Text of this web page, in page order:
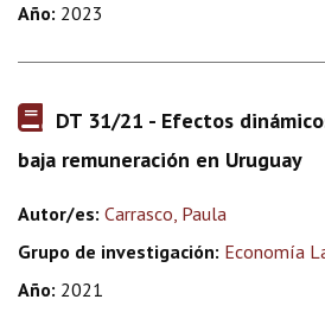
Año: 2023
DT 31/21 - Efectos
baja remuneración en Uruguay
Autor/es: Carrasco, Paula
Grupo de investigación: Economía
Año: 2021